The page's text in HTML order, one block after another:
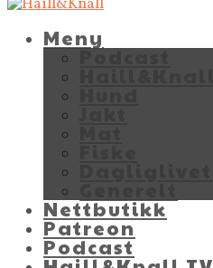
Meny
Podcast
Nettbutikk
Patreon
Podcast